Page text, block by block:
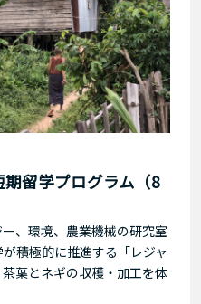
留学プログラム（8
、環境、農業機械の研究室
積極的に推進する「レジャ
葉とネギの収穫・加工を体